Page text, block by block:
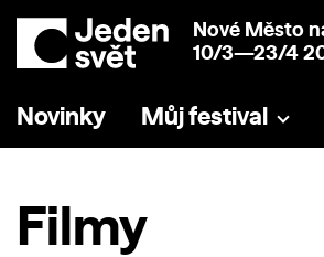
Nové Město
10/3—23/4
Novinky Můj festival
Filmy